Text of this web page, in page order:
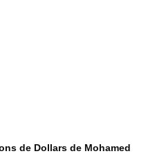
de Dollars de Mohamed